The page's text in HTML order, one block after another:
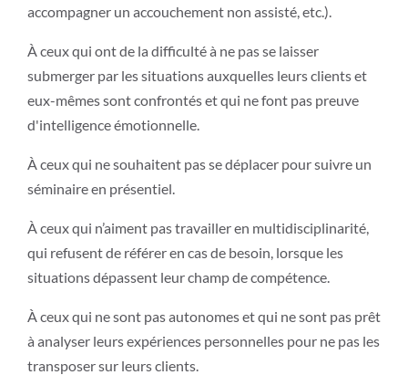
accompagner un accouchement non assisté, etc.).
À ceux qui ont de la difficulté à ne pas se laisser
submerger par les situations auxquelles leurs clients et
eux-mêmes sont confrontés et qui ne font pas preuve
d'intelligence émotionnelle.
À ceux qui ne souhaitent pas se déplacer pour suivre un
séminaire en présentiel.
À ceux qui n’aiment pas travailler en multidisciplinarité,
qui refusent de référer en cas de besoin, lorsque les
situations dépassent leur champ de compétence.
À ceux qui ne sont pas autonomes et qui ne sont pas prêt
à analyser leurs expériences personnelles pour ne pas les
transposer sur leurs clients.